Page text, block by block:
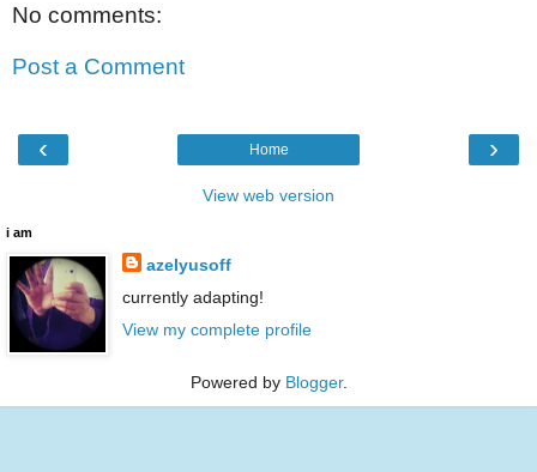
No comments:
Post a Comment
‹ ›
Home
View web version
i am
azelyusoff
currently adapting!
View my complete profile
Powered by Blogger.